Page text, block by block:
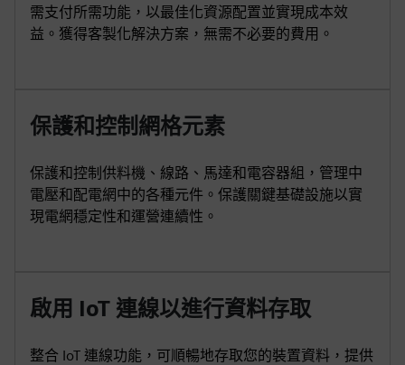
需支付所需功能，以最佳化資源配置並實現成本效
益。獲得客製化解決方案，無需不必要的費用。
保護和控制網格元素
保護和控制供料機、線路、馬達和電容器組，管理中
電壓和配電網中的各種元件。保護關鍵基礎設施以實
現電網穩定性和運營連續性。
啟用 IoT 連線以進行資料存取
整合 IoT 連線功能，可順暢地存取您的裝置資料，提供